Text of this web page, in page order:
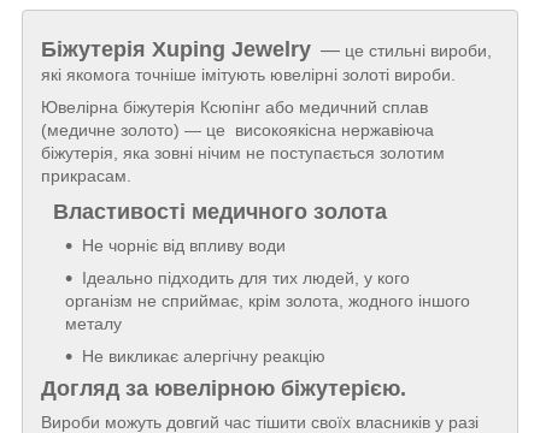
Біжутерія Xuping Jewelry — це стильні вироби,
які якомога точніше імітують ювелірні золоті вироби.
Ювелірна біжутерія Ксюпінг або медичний сплав
(медичне золото) — це високоякісна нержавіюча
біжутерія, яка зовні нічим не поступається золотим
прикрасам.
Властивості медичного золота
Не чорніє від впливу води
Ідеально підходить для тих людей, у кого
організм не сприймає, крім золота, жодного іншого
металу
Не викликає алергічну реакцію
Догляд за ювелірною біжутерією.
Вироби можуть довгий час тішити своїх власників у разі